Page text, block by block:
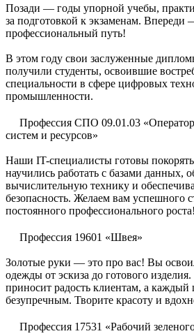
Позади — годы упорной учебы,
за подготовкой к экзаменам.
профессиональный путь!
В этом году свои заслуженные
получили студенты, освоившие
специальности в сфере цифровых
промышленности.
Профессия СПО 09.01.03
систем и ресурсов»
Наши IT-специалисты готовы
научились работать с базами данных,
вычислительную технику и
безопасность. Желаем вам успешного
постоянного профессионального роста!
Профессия 19601 «Швея»
Золотые руки — это про вас! Вы
одежды от эскиза до готового
приносит радость клиентам, а каждый
безупречным. Творите красоту и
Профессия 17531 «Рабочий